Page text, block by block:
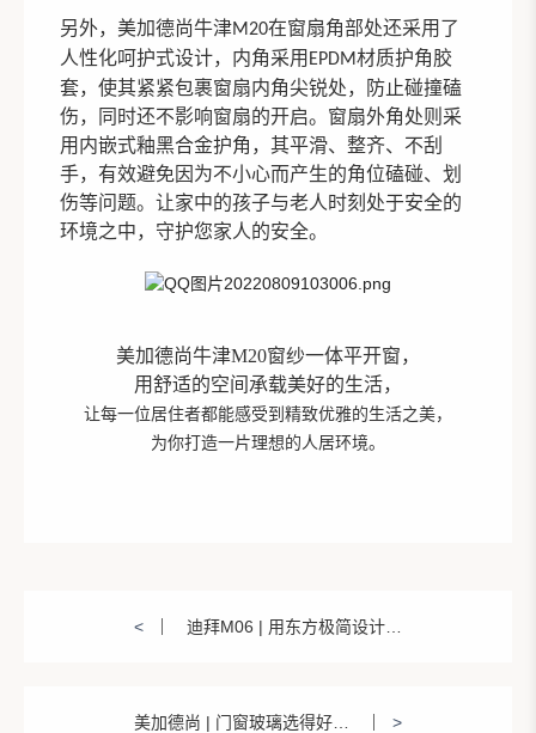
另外，美加德尚牛津M20在窗扇角部处还采用了
人性化呵护式设计，内角采用 EPDM材质护角胶
套，使其紧紧包裹窗扇内角尖锐处，防止碰撞磕
伤，同时还不影响窗扇的开启。窗扇外角处则采
用内嵌式釉黑合金护角，其平滑、整齐、不刮
手，有效避免因为不小心而产生的角位磕碰、划
伤等问题。 让家中的孩子与老人时刻处于安全的
环境之中，守护您家人的安全。
美加德尚牛津M20窗纱一体平开窗，
用舒适的空间承载美好的生活，
让每一位居住者都能感受到精致优雅的生活之美，
为你打造一片理想的人居环境。
<
>